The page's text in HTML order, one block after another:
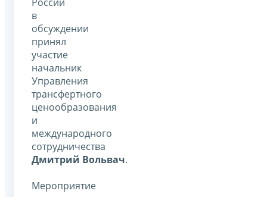
в
обсуждении
принял
участие
начальник
Управления
трансфертного
ценообразования
и
международного
сотрудничества
Дмитрий Вольвач.
Мероприятие